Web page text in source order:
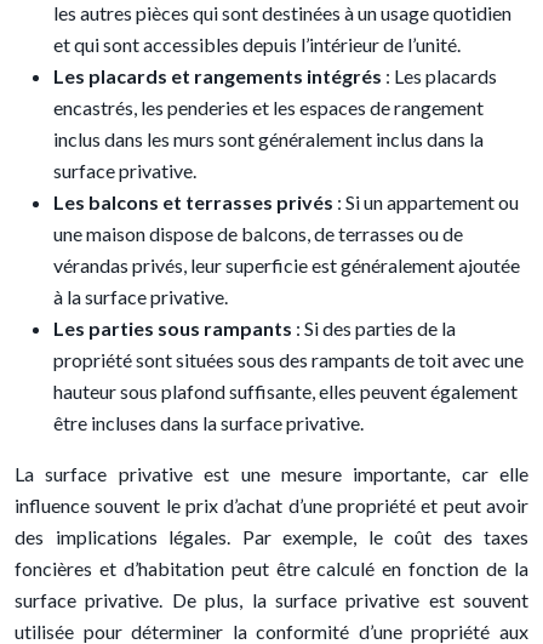
les autres pièces qui sont destinées à un usage quotidien
et qui sont accessibles depuis l’intérieur de l’unité.
Les placards et rangements intégrés : Les placards
encastrés, les penderies et les espaces de rangement
inclus dans les murs sont généralement inclus dans la
surface privative.
Les balcons et terrasses privés : Si un appartement ou
une maison dispose de balcons, de terrasses ou de
vérandas privés, leur superficie est généralement ajoutée
à la surface privative.
Les parties sous rampants : Si des parties de la
propriété sont situées sous des rampants de toit avec une
hauteur sous plafond suffisante, elles peuvent également
être incluses dans la surface privative.
La surface privative est une mesure importante, car elle
influence souvent le prix d’achat d’une propriété et peut avoir
des implications légales. Par exemple, le coût des taxes
foncières et d’habitation peut être calculé en fonction de la
surface privative. De plus, la surface privative est souvent
utilisée pour déterminer la conformité d’une propriété aux